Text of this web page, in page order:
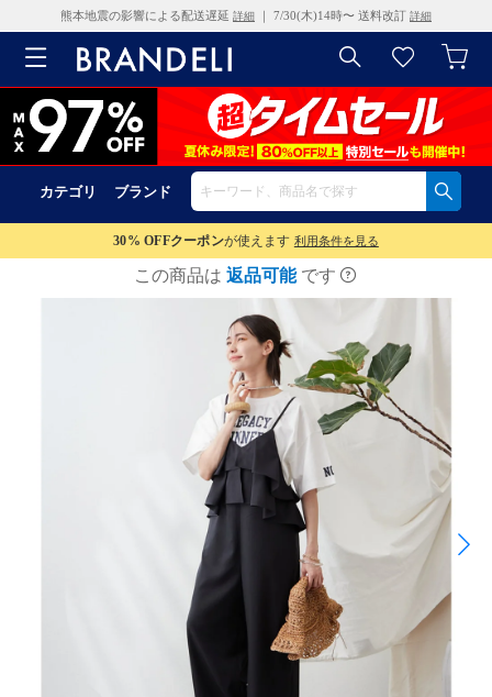
熊本地震の影響による配送遅延 詳細 ｜ 7/30(木)14時〜 送料改訂 詳細
カテゴリ ブランド
30% OFFクーポンが使えます 利用条件を見る
この商品は 返品可能 です